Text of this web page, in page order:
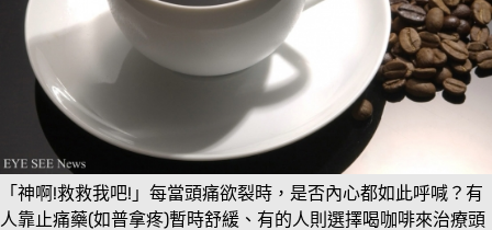
「神啊!救救我吧!」每當頭痛欲裂時，是否內心都如此呼喊？有
人靠止痛藥(如普拿疼)暫時舒緩、有的人則選擇喝咖啡來治療頭